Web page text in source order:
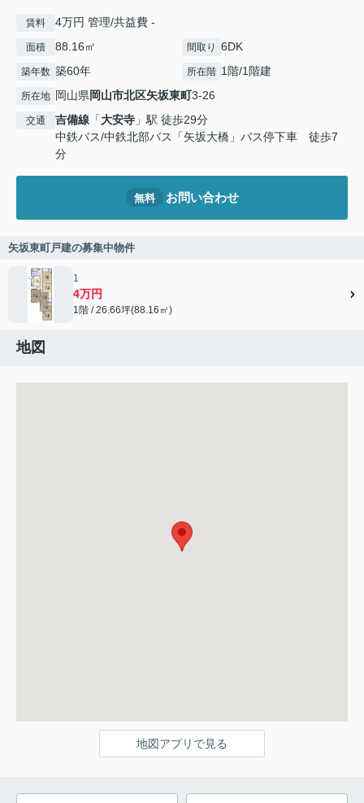
賃料 4万円 管理/共益費 -
面積 88.16㎡ 間取り 6DK
築年数 築60年 所在階 1階/1階建
所在地 岡山県岡山市北区矢坂東町3-26
交通 吉備線 「大安寺 」駅 徒歩29分
中鉄バス/中鉄北部バス「矢坂大橋」バス停下車 徒歩7
分
無料 お問い合わせ
矢坂東町戸建の募集中物件
1
4万円
1階 / 26.66坪(88.16㎡)
地図
地図アプリで見る